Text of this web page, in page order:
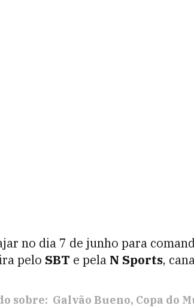
no dia 7 de junho para
pelo SBT e pela N Sports,
sobre: Galvão Bueno Copa do